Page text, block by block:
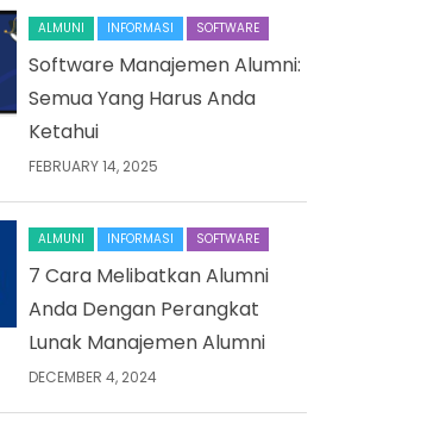
ALMUNI INFORMASI SOFTWARE
Software Manajemen Alumni:
Semua Yang Harus Anda
Ketahui
FEBRUARY 14, 2025
ALMUNI INFORMASI SOFTWARE
7 Cara Melibatkan Alumni
Anda Dengan Perangkat
Lunak Manajemen Alumni
DECEMBER 4, 2024